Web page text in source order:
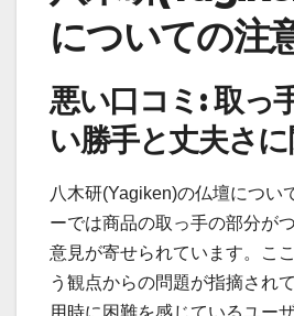
についての注
悪い口コミ: 取っ
い勝手と丈夫さ
八木研(Yagiken)の仏壇につい
ーでは商品の取っ手の部分が
意見が寄せられています。こ
う観点からの問題が指摘され